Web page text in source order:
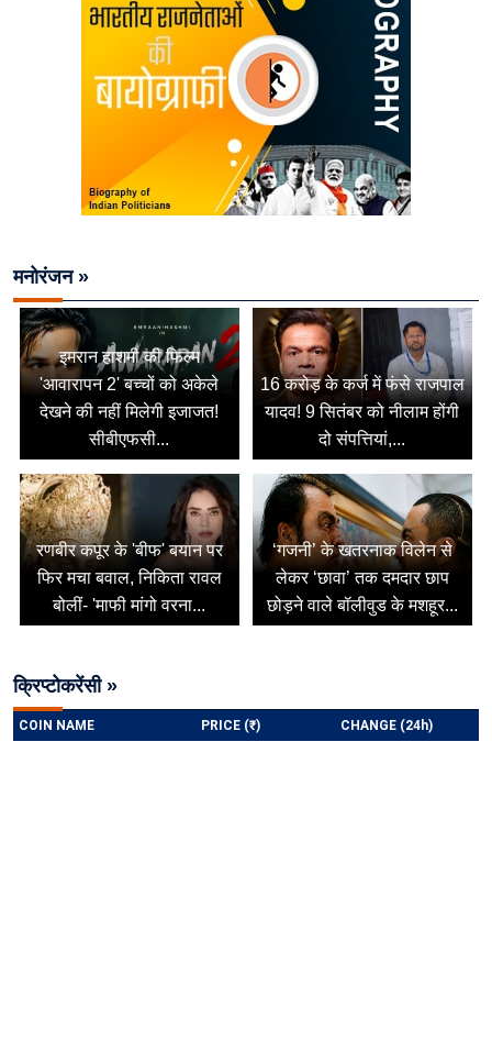
मनोरंजन »
इमरान हाशमी की फिल्म
'आवारापन 2' बच्चों को अकेले
देखने की नहीं मिलेगी इजाजत!
सीबीएफसी...
16 करोड़ के कर्ज में फंसे राजपाल
यादव! 9 सितंबर को नीलाम होंगी
दो संपत्तियां,...
रणबीर कपूर के 'बीफ' बयान पर
फिर मचा बवाल, निकिता रावल
बोलीं- 'माफी मांगो वरना...
‘गजनी’ के खतरनाक विलेन से
लेकर ‘छावा’ तक दमदार छाप
छोड़ने वाले बॉलीवुड के मशहूर...
क्रिप्टोकरेंसी »